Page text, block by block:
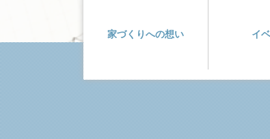
家づくりへの想い イ